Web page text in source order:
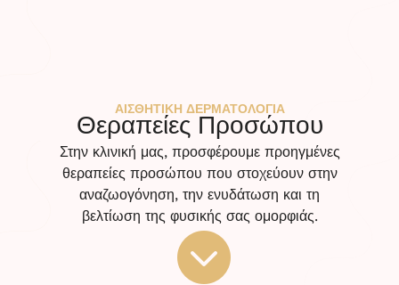
ΑΙΣΘΗΤΙΚΗ ΔΕΡΜΑΤΟΛΟΓΙΑ
Θεραπείες Προσώπου
Στην κλινική μας, προσφέρουμε προηγμένες
θεραπείες προσώπου που στοχεύουν στην
αναζωογόνηση, την ενυδάτωση και τη
βελτίωση της φυσικής σας ομορφιάς.